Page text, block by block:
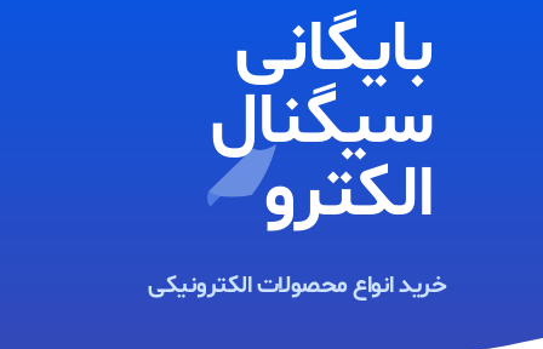
بایگانی
سیگنال
الکترو​
خرید انواع محصولات الکترونیکی ​